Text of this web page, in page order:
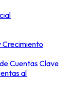
Crecimiento
Cuentas Clave
al